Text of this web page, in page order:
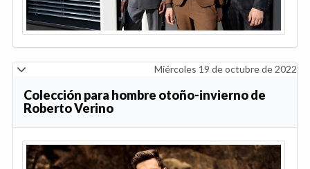
Miércoles 19 de octubre de 2022
Colección para hombre otoño-invierno de
Roberto Verino